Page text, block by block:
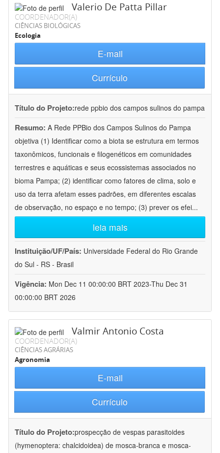
Valerio De Patta Pillar
COORDENADOR(A)
CIÊNCIAS BIOLÓGICAS
Ecologia
E-mail
Currículo
Título do Projeto:rede ppbio dos campos sulinos do pampa
Resumo: A Rede PPBio dos Campos Sulinos do Pampa
objetiva (1) Identificar como a biota se estrutura em termos
taxonômicos, funcionais e filogenéticos em comunidades
terrestres e aquáticas e seus ecossistemas associados no
bioma Pampa; (2) identificar como fatores de clima, solo e
uso da terra afetam esses padrões, em diferentes escalas
de observação, no espaço e no tempo; (3) prever os efei...
leia mais
Instituição/UF/País: Universidade Federal do Rio Grande
do Sul - RS - Brasil
Vigência: Mon Dec 11 00:00:00 BRT 2023-Thu Dec 31
00:00:00 BRT 2026
Valmir Antonio Costa
COORDENADOR(A)
CIÊNCIAS AGRÁRIAS
Agronomia
E-mail
Currículo
Título do Projeto:prospecção de vespas parasitoides
(hymenoptera: chalcidoidea) de mosca-branca e mosca-